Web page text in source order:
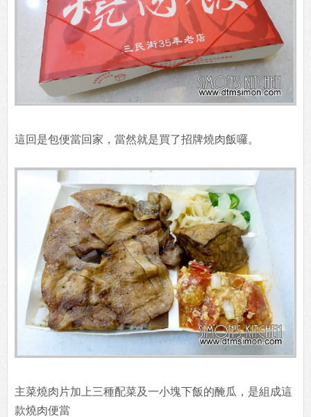
這回是包便當回家，當然就是買了招牌燒肉飯囉。
主菜燒肉片加上三種配菜及一小塊下飯的醃瓜，是組成這
款燒肉便當